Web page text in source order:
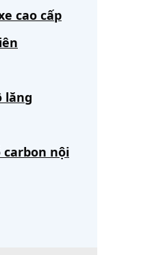
cao cấp
lăng
carbon nội